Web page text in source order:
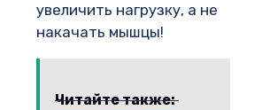
увеличить нагрузку, а не
накачать мышцы!
Читайте также: